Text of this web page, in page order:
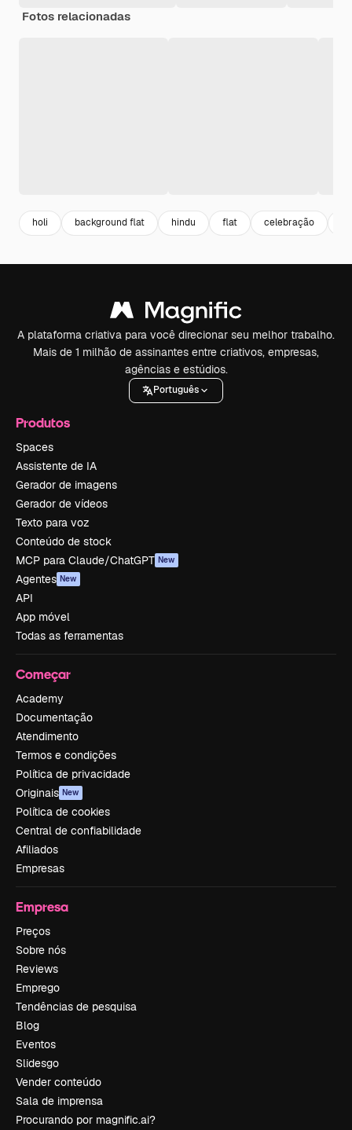
Fotos relacionadas
holi background flat hindu flat celebração
A plataforma criativa para você direcionar seu melhor trabalho.
Mais de 1 milhão de assinantes entre criativos, empresas,
agências e estúdios.
Português
Produtos
Spaces
Assistente de IA
Gerador de imagens
Gerador de vídeos
Texto para voz
Conteúdo de stock
MCP para Claude/ChatGPT New
Agentes New
API
App móvel
Todas as ferramentas
Começar
Academy
Documentação
Atendimento
Termos e condições
Política de privacidade
Originais New
Política de cookies
Central de confiabilidade
Afiliados
Empresas
Empresa
Preços
Sobre nós
Reviews
Emprego
Tendências de pesquisa
Blog
Eventos
Slidesgo
Vender conteúdo
Sala de imprensa
Procurando por magnific.ai?